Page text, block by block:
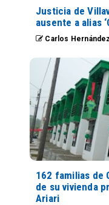
Justicia de
ausente a alias
Carlos Hernández
162 familias de
de su vivienda
Ariari